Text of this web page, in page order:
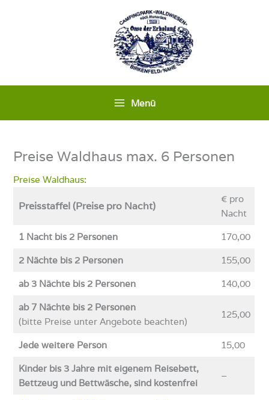
Menü
Preise Waldhaus max. 6 Personen
Preise Waldhaus:
Preisstaffel (Preise pro Nacht)
€ pro
Nacht
1 Nacht bis 2 Personen 170,00
2 Nächte bis 2 Personen 155,00
ab 3 Nächte bis 2 Personen 140,00
ab 7 Nächte bis 2 Personen
(bitte Preise unter Angebote beachten)
125,00
Jede weitere Person 15,00
Kinder bis 3 Jahre mit eigenem Reisebett,
Bettzeug und Bettwäsche, sind kostenfrei
–